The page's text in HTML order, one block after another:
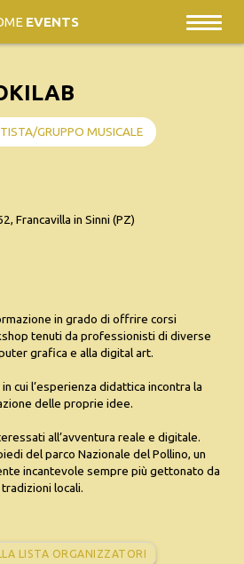
EVENTS
GRUPPO MUSICALE
Francavilla in Sinni (PZ)
in grado di offrire corsi
tenuti da professionisti di diverse
grafica e alla digital art.
cui l’esperienza didattica incontra la
delle proprie idee.
all’avventura reale e digitale.
del parco Nazionale del Pollino, un
incantevole sempre più gettonato da
locali.
LISTA ORGANIZZATORI